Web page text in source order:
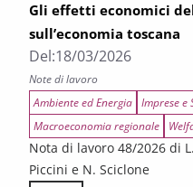
Gli effetti economici
sull’economia toscana
Del:18/03/2026
Note di lavoro
Ambiente ed Energia Imprese e
Macroeconomia regionale
Nota di lavoro 48/2026 di
Piccini e N. Sciclone